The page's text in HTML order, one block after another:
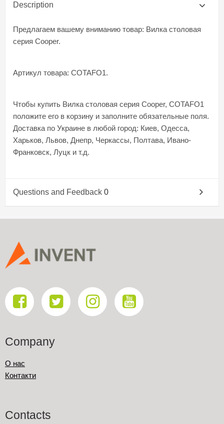
Description
Предлагаем вашему вниманию товар: Вилка столовая
серия Cooper.
Артикул товара: COTAFO1.
Чтобы купить Вилка столовая серия Cooper, COTAFO1
положите его в корзину и заполните обязательные поля.
Доставка по Украине в любой город: Киев, Одесса,
Харьков, Львов, Днепр, Черкассы, Полтава, Ивано-
Франковск, Луцк и т.д.
Questions and Feedback 0
Company
О нас
Контакти
Contacts